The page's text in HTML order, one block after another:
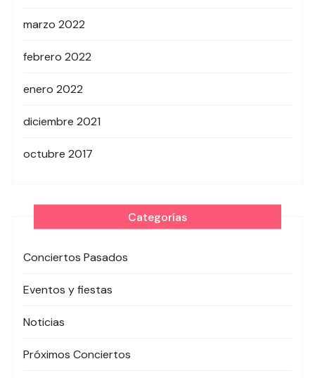
marzo 2022
febrero 2022
enero 2022
diciembre 2021
octubre 2017
Categorías
Conciertos Pasados
Eventos y fiestas
Noticias
Próximos Conciertos